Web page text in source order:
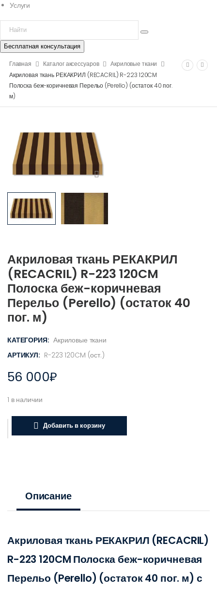
Услуги
Бесплатная консультация
Главная Каталог аксессуаров
Акриловые ткани
Акриловая ткань РЕКАКРИЛ (RECACRIL) R-223 120CM
Полоска беж-коричневая Перельо (Perello) (остаток 40 пог.
м)
Акриловая ткань РЕКАКРИЛ
(RECACRIL) R-223 120CM
Полоска беж-коричневая
Перельо (Perello) (остаток 40
пог. м)
КАТЕГОРИЯ: Акриловые ткани
АРТИКУЛ: R-223 120CM (ост.)
56 000₽
1 в наличии
Добавить в корзину
Описание
Акриловая ткань РЕКАКРИЛ (RECACRIL)
R-223 120CM Полоска беж-коричневая
Перельо (Perello) (остаток 40 пог. м) с